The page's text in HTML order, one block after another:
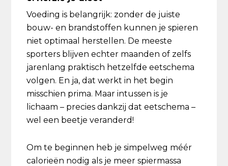
Voeding is belangrijk: zonder de juiste
bouw- en brandstoffen kunnen je spieren
niet optimaal herstellen. De meeste
sporters blijven echter maanden of zelfs
jarenlang praktisch hetzelfde eetschema
volgen. En ja, dat werkt in het begin
misschien prima. Maar intussen is je
lichaam – precies dankzij dat eetschema –
wel een beetje veranderd!
Om te beginnen heb je simpelweg méér
calorieën nodig als je meer spiermassa